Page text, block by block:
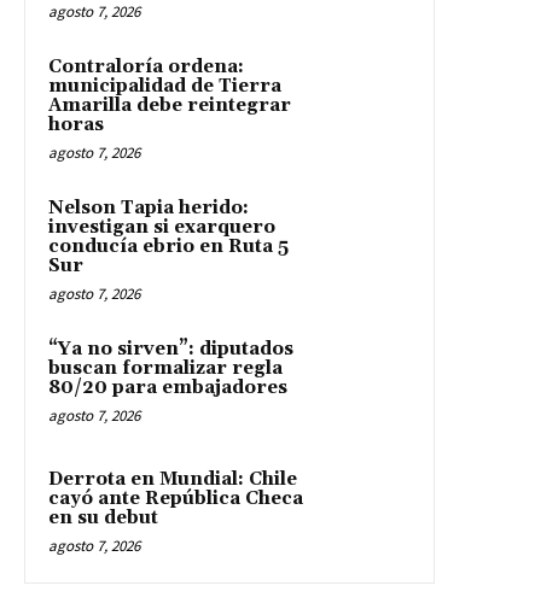
agosto 7, 2026
Contraloría ordena:
municipalidad de Tierra
Amarilla debe reintegrar
horas
agosto 7, 2026
Nelson Tapia herido:
investigan si exarquero
conducía ebrio en Ruta 5
Sur
agosto 7, 2026
“Ya no sirven”: diputados
buscan formalizar regla
80/20 para embajadores
agosto 7, 2026
Derrota en Mundial: Chile
cayó ante República Checa
en su debut
agosto 7, 2026